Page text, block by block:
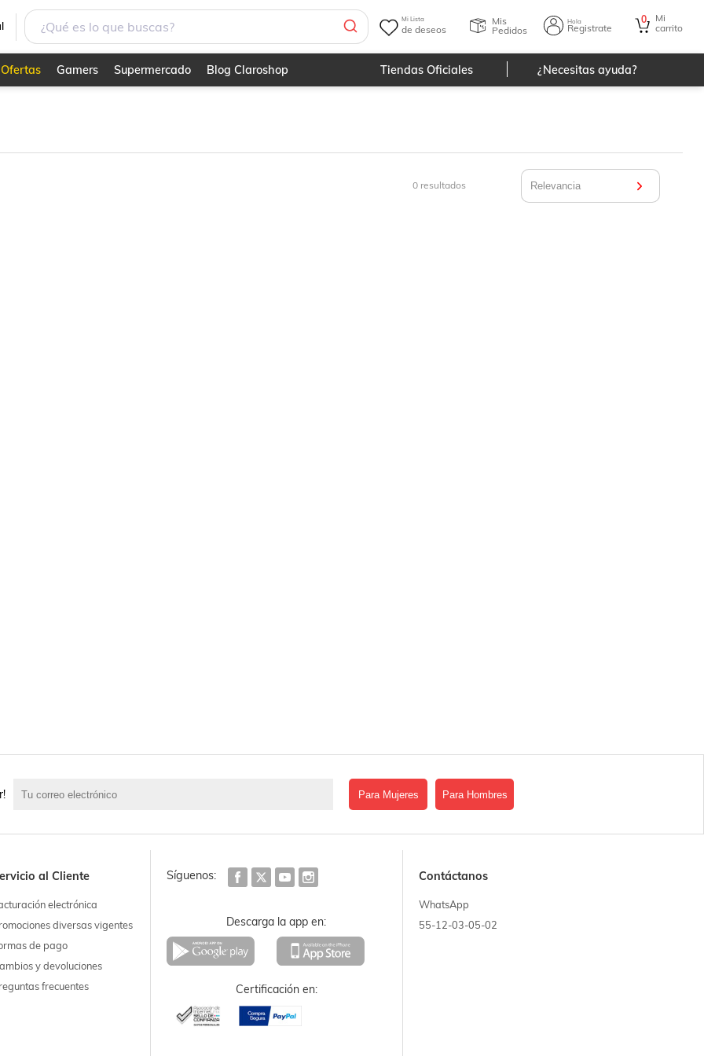
Mi Lista
de deseos
Mis
Pedidos
Hola
Registrate
0
Mi
carrito
Ofertas Gamers Supermercado Blog Claroshop Tiendas Oficiales ¿Necesitas ayuda?
0resultados
Para Mujeres Para Hombres
al Cliente
electrónica
diversas vigentes
de pago
y devoluciones
frecuentes
Síguenos:
Descarga la app en:
Certificación en:
Contáctanos
WhatsApp
55-12-03-05-02